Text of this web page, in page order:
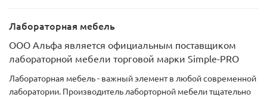
Лабораторная мебель
ООО Альфа является официальным поставщиком
лабораторной мебели торговой марки Simple-PRO
Лабораторная мебель - важный элемент в любой современной
лаборатории. Производитель лаборторной мебели тщательно